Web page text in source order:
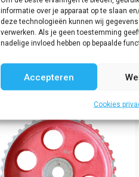
informatie over je apparaat op te slaan
deze technologieën kunnen wij
verwerken. Als je geen toestemming
nadelige invloed hebben op bepaalde
Accepteren
Cookies
Bekijk product